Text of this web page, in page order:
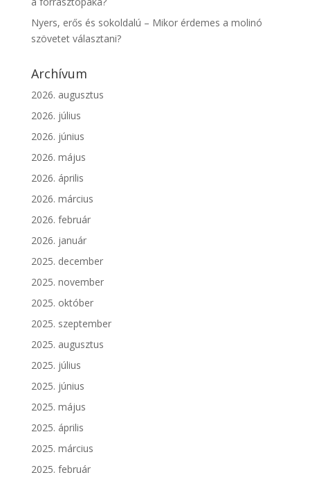
Nyers, erős és sokoldalú – Mikor érdemes a molinó
szövetet választani?
Archívum
2026. augusztus
2026. július
2026. június
2026. május
2026. április
2026. március
2026. február
2026. január
2025. december
2025. november
2025. október
2025. szeptember
2025. augusztus
2025. július
2025. június
2025. május
2025. április
2025. március
2025. február